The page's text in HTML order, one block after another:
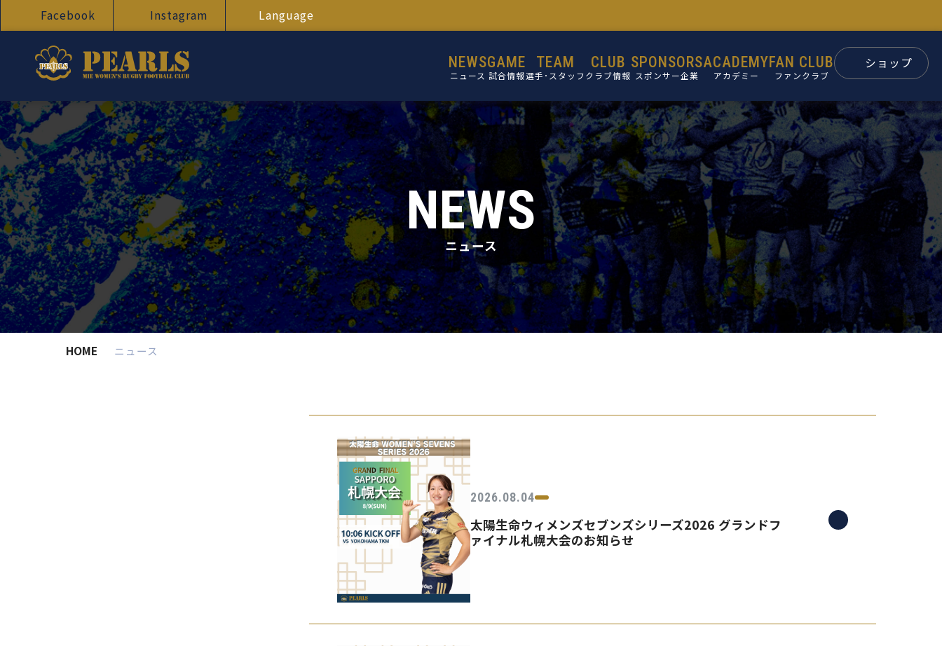
Facebook Instagram Language
NEWS
ニュース
GAME
試合情報
TEAM
選手･スタッフ
選手
スタッフ
CLUB
クラブ情報
設立目的
活動理念
ミッション
ビジョン
コア・バリュー
クラブ概要
施設紹介
クラブ沿革
PEARLSの取り組み
SPONSORS
スポンサー企業
スポンサー
パートナー
後援会
ACADEMY
アカデミー
FAN CLUB
ファンクラブ
ショップ
NEWS
ニュース
HOME ニュース
2026.08.04
太陽生命ウィメンズセブンズシリーズ2026 グランドフ
ァイナル札幌大会のお知らせ